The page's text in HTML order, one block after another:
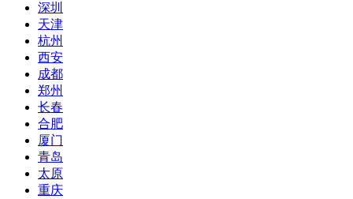
深圳
天津
杭州
西安
成都
郑州
长春
合肥
厦门
青岛
太原
重庆